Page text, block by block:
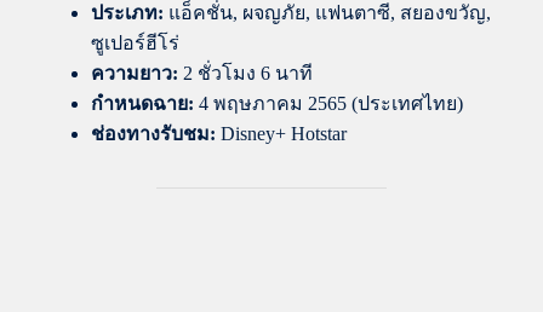
ประเภท: แอ็คชั่น, ผจญภัย, แฟนตาซี, สยองขวัญ,
ซูเปอร์ฮีโร่
ความยาว: 2 ชั่วโมง 6 นาที
กำหนดฉาย: 4 พฤษภาคม 2565 (ประเทศไทย)
ช่องทางรับชม: Disney+ Hotstar